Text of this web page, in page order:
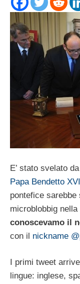
E’ stato svelato
Papa Bendetto
pontefice
microblobbig
conoscevamo il
con il nickname
I primi tweet
lingue: inglese,